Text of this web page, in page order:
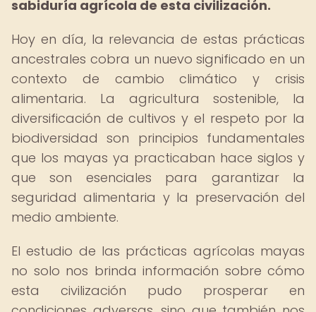
sabiduría agrícola de esta civilización.
Hoy en día, la relevancia de estas prácticas
ancestrales cobra un nuevo significado en un
contexto de cambio climático y crisis
alimentaria. La agricultura sostenible, la
diversificación de cultivos y el respeto por la
biodiversidad son principios fundamentales
que los mayas ya practicaban hace siglos y
que son esenciales para garantizar la
seguridad alimentaria y la preservación del
medio ambiente.
El estudio de las prácticas agrícolas mayas
no solo nos brinda información sobre cómo
esta civilización pudo prosperar en